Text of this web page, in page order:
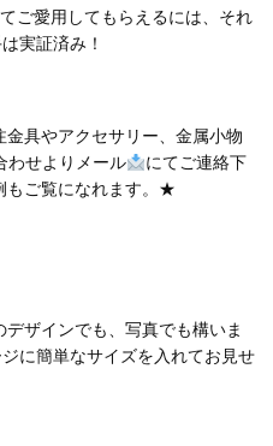
ご愛用してもらえるには、それ
実証済み！
具やアクセサリー、金属小物
わせよりメール
にてご連絡下
もご覧になれます。★
ザインでも、写真でも構いま
に簡単なサイズを入れてお見せ